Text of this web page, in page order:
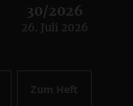
30/2026
:
26. Juli 2026
Zum Heft